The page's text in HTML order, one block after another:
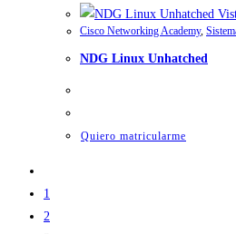
Cisco Networking Academy,
NDG Linux Unhatched
Quiero matricularme
1
2